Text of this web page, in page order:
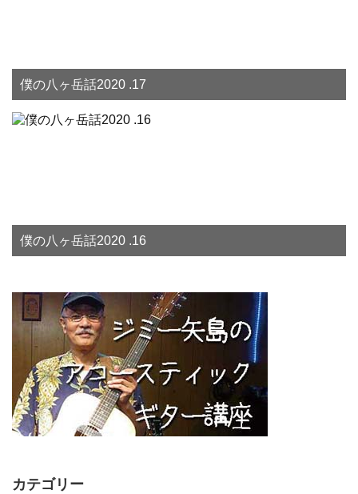
僕の八ヶ岳話2020 .17
僕の八ヶ岳話2020 .16
カテゴリー